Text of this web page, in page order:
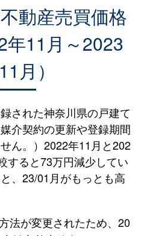
動産売買価格
年11月～2023
月）
された神奈川県の戸建て
介契約の更新や登録期間
ん。）2022年11月と202
すると73万円減少してい
、23/01月がもっとも高
法が変更されたため、20